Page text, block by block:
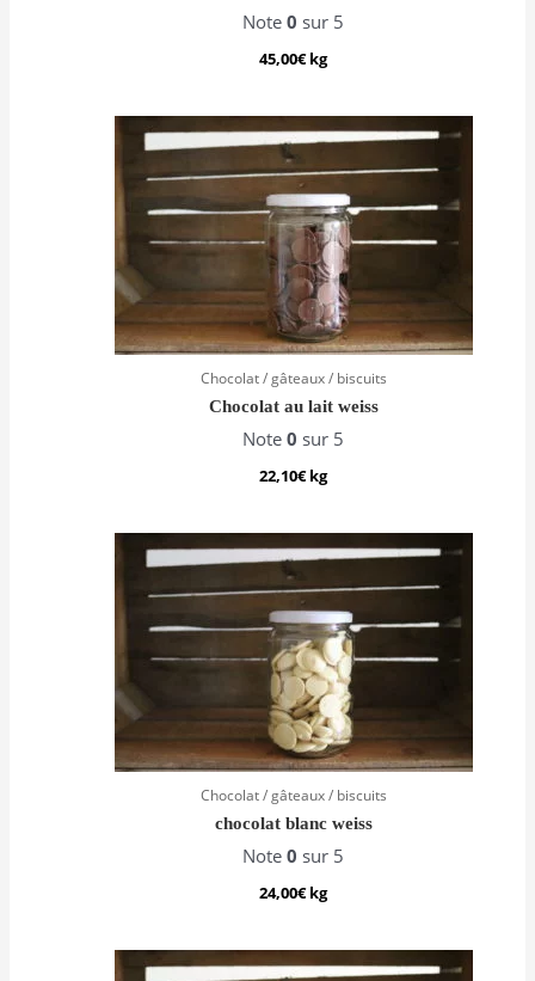
Note0 sur 5
45,00€kg
Chocolat / gâteaux / biscuits
Chocolat au lait weiss
Note0 sur 5
22,10€kg
Chocolat / gâteaux / biscuits
chocolat blanc weiss
Note0 sur 5
24,00€kg